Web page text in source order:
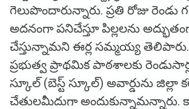
గెలుపొందారున్నారు. ప్రతి రోజు రెండు
అదనంగా పనిచేస్తూ పిల్లలను
చేస్తున్నామని ఈర్ల సమ్మయ్య
ప్రభుత్వ ప్రాథమిక పాఠశాలకు
స్కూల్ (బెస్ట్ స్కూల్) అవార్డును జిల్లా
చేతులమీదుగా అందుకున్నామన్నారు.